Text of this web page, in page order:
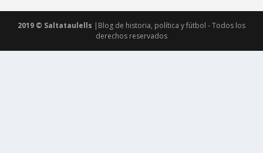
2019 © Saltataulells |Blog de historia, política y fútbol - Todos los
derechos reservados